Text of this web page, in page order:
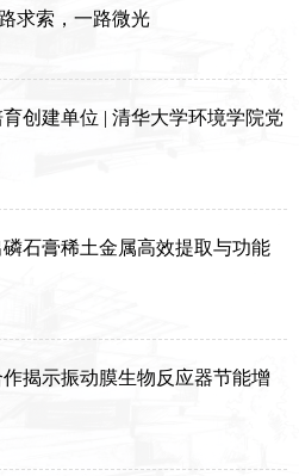
求索，一路微光
创建单位 | 清华大学环境学院党
石膏稀土金属高效提取与功能
揭示振动膜生物反应器节能增